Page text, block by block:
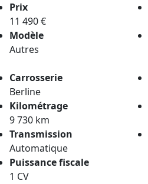
Prix
11 490 €
Modèle
Autres
Carrosserie
Berline
Kilométrage
9 730 km
Transmission
Automatique
Puissance fiscale
1 CV